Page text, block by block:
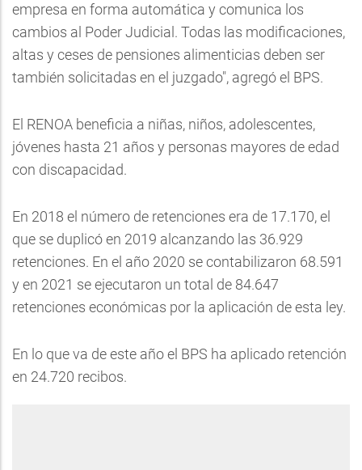
empresa en forma automática y comunica los
cambios al Poder Judicial. Todas las modificaciones,
altas y ceses de pensiones alimenticias deben ser
también solicitadas en el juzgado", agregó el BPS.
El RENOA beneficia a niñas, niños, adolescentes,
jóvenes hasta 21 años y personas mayores de edad
con discapacidad.
En 2018 el número de retenciones era de 17.170, el
que se duplicó en 2019 alcanzando las 36.929
retenciones. En el año 2020 se contabilizaron 68.591
y en 2021 se ejecutaron un total de 84.647
retenciones económicas por la aplicación de esta ley.
En lo que va de este año el BPS ha aplicado retención
en 24.720 recibos.